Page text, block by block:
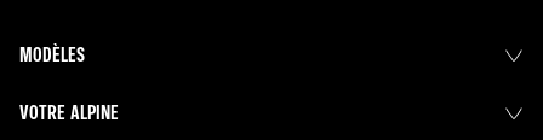
MODÈLES
VOTRE ALPINE